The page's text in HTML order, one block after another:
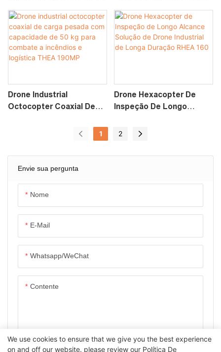
Envie sua pergunta
Nome
E-Mail
Whatsapp/WeChat
Contente
Drone Industrial
FOXTECH Loong 240
Kg THEA 220MP
Drone Industrial
Octocopter Coaxial De
Capacidade De 50 Kg
Incêndios E Logística
THEA 190MP
Drone Hexacopter De
Inspeção De Longo
Drone Industrial De Longa
1 2
We use cookies to ensure that we give you the best experience
on and off our website. please review our Política De